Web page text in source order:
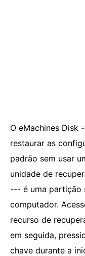
O eMachines Disk
restaurar as
padrão sem usar
unidade de
--- é uma partição
computador.
recurso de
em seguida,
chave durante a